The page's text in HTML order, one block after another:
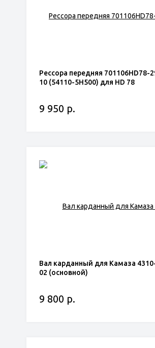
Рессора передняя 701106HD78-
10 (54110-5H500) для HD 78
9 950 р.
Вал карданный для Камаза
02 (основной)
9 800 р.